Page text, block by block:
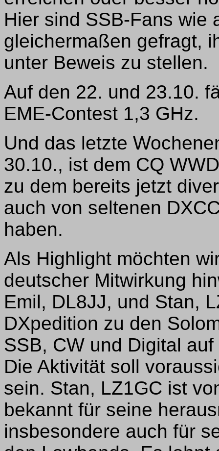
Hier sind SSB-Fans wie
gleichermaßen gefragt,
unter Beweis zu stellen.
Auf den 22. und 23.10.
EME-Contest 1,3 GHz.
Und das letzte
30.10., ist dem CQ
zu dem bereits jetzt
auch von seltenen
haben.
Als Highlight möchten
deutscher Mitwirkung
Emil, DL8JJ, und Stan,
DXpedition zu den
SSB, CW und Digital
Die Aktivität soll
sein. Stan, LZ1GC ist
bekannt für seine
insbesondere auch für